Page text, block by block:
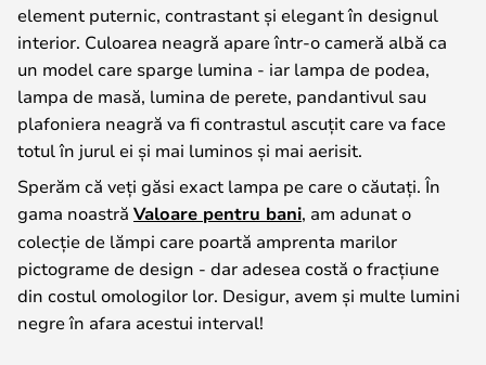
element puternic, contrastant și elegant în designul
interior. Culoarea neagră apare într-o cameră albă ca
un model care sparge lumina - iar lampa de podea,
lampa de masă, lumina de perete, pandantivul sau
plafoniera neagră va fi contrastul ascuțit care va face
totul în jurul ei și mai luminos și mai aerisit.
Sperăm că veți găsi exact lampa pe care o căutați. În
gama noastră Valoare pentru bani, am adunat o
colecție de lămpi care poartă amprenta marilor
pictograme de design - dar adesea costă o fracțiune
din costul omologilor lor. Desigur, avem și multe lumini
negre în afara acestui interval!